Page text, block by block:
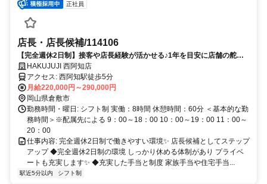
正社員
店長・店長候補/114106
【完全週休2日制】接客や店長経験が活かせる♪1年を目安に店舗の舵取
りを担う店長候補のお仕事です✨
HAKUJUJI 西阿知店
アクセス: 西阿知駅徒歩5分
月給220,000円～290,000円
岡山県倉敷市
勤務時間・曜日: シフト制 実働：8時間 休憩時間：60分 ＜基本的な勤
務時間＞※配属先による 9：00～18：00 10：00～19：00 11：00～
20：00
仕事内容: 完全週休2日制で働きやすい環境✨ 店長候補としてステップ
アップ ◆完全週休2日制の環境 しっかり休める体制があり プライベ
ートも充実します✨ ◆充実した手当と制度 家族手当や住宅手当...
駅近5分以内 シフト制